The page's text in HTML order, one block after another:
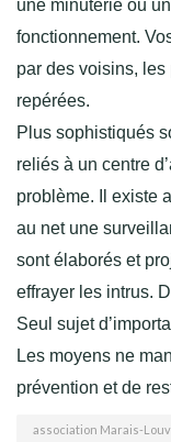
une minuterie ou
fonctionnement.
par des voisins,
repérées.
Plus sophistiqués
reliés à un centre
problème. Il existe
au net une
sont élaborés et
effrayer les intrus.
Seul sujet
Les moyens ne
prévention et de
association Marais-